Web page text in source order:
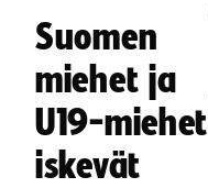
Suomen
miehet ja
U19-miehet
iskevät